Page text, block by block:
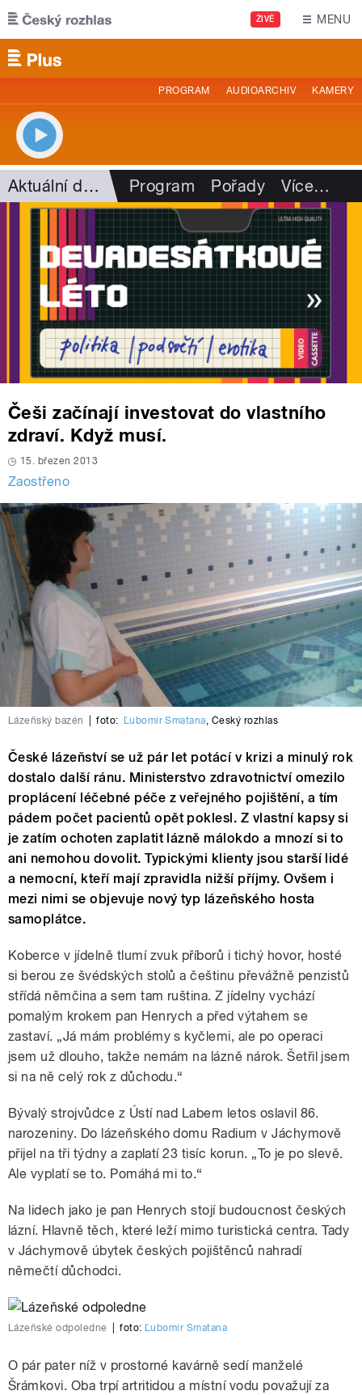
Přejít k hlavnímu obsahu
ŽIVĚ MENU
PROGRAM AUDIOARCHIV KAMERY
Aktuální dění Program Pořady Více…
Češi začínají investovat do vlastního
zdraví. Když musí.
15. březen 2013
Zaostřeno
Lázeňský bazén foto: Ľubomír Smatana, Český rozhlas
České lázeňství se už pár let potácí v krizi a minulý rok
dostalo další ránu. Ministerstvo zdravotnictví omezilo
proplácení léčebné péče z veřejného pojištění, a tím
pádem počet pacientů opět poklesl. Z vlastní kapsy si
je zatím ochoten zaplatit lázně málokdo a mnozí si to
ani nemohou dovolit. Typickými klienty jsou starší lidé
a nemocní, kteří mají zpravidla nižší příjmy. Ovšem i
mezi nimi se objevuje nový typ lázeňského hosta
samoplátce.
Koberce v jídelně tlumí zvuk příborů i tichý hovor, hosté
si berou ze švédských stolů a češtinu převážně penzistů
střídá němčina a sem tam ruština. Z jídelny vychází
pomalým krokem pan Henrych a před výtahem se
zastaví. „Já mám problémy s kyčlemi, ale po operaci
jsem už dlouho, takže nemám na lázně nárok. Šetřil jsem
si na ně celý rok z důchodu.“
Bývalý strojvůdce z Ústí nad Labem letos oslavil 86.
narozeniny. Do lázeňského domu Radium v Jáchymově
přijel na tři týdny a zaplatí 23 tisíc korun. „To je po slevě.
Ale vyplatí se to. Pomáhá mi to.“
Na lidech jako je pan Henrych stojí budoucnost českých
lázní. Hlavně těch, které leží mimo turistická centra. Tady
v Jáchymově úbytek českých pojištěnců nahradí
němečtí důchodci.
Lázeňské odpoledne foto: Ľubomír Smatana
O pár pater níž v prostorné kavárně sedí manželé
Šrámkovi. Oba trpí artritidou a místní vodu považují za